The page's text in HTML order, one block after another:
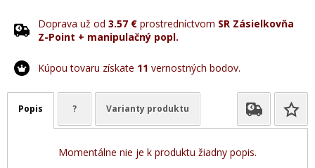
Doprava už od 3.57 € prostredníctvom SR Zásielkovňa
Z-Point + manipulačný popl.
Kúpou tovaru získate 11 vernostných bodov.
Popis ? Varianty produktu
Momentálne nie je k produktu žiadny popis.